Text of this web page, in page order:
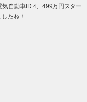
気自動車ID.4、499万円スター
たね！